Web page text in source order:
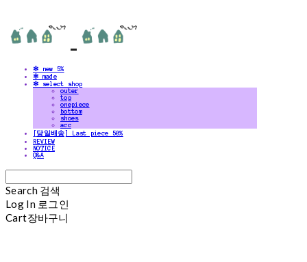
✻ new 5%
✻ made
✻ select shop
outer
top
onepiece
bottom
shoes
acc
[당일배송] Last piece 50%
REVIEW
NOTICE
Q&A
Search 검색
Log In 로그인
Cart장바구니